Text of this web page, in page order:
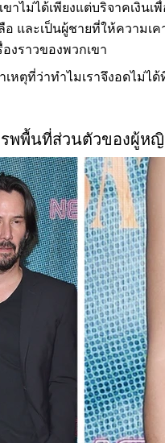
ไม่ได้เพียงแต่บริจาคเงินเ
และเป็นผู้ชายที่ให้ความเ
องราวของพวกเขา
หตุที่ว่าทำไมเราจึงอดไม่ได้
รพพื้นที่ส่วนตัวของผู้ห